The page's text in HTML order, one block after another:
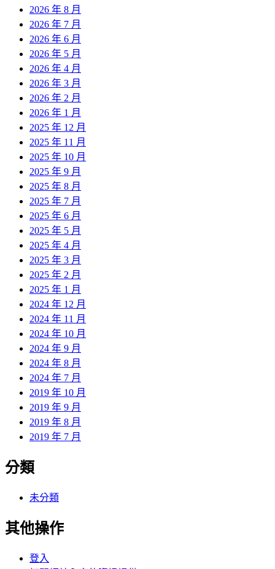
2026 年 8 月
2026 年 7 月
2026 年 6 月
2026 年 5 月
2026 年 4 月
2026 年 3 月
2026 年 2 月
2026 年 1 月
2025 年 12 月
2025 年 11 月
2025 年 10 月
2025 年 9 月
2025 年 8 月
2025 年 7 月
2025 年 6 月
2025 年 5 月
2025 年 4 月
2025 年 3 月
2025 年 2 月
2025 年 1 月
2024 年 12 月
2024 年 11 月
2024 年 10 月
2024 年 9 月
2024 年 8 月
2024 年 7 月
2019 年 10 月
2019 年 9 月
2019 年 8 月
2019 年 7 月
分類
未分類
其他操作
登入